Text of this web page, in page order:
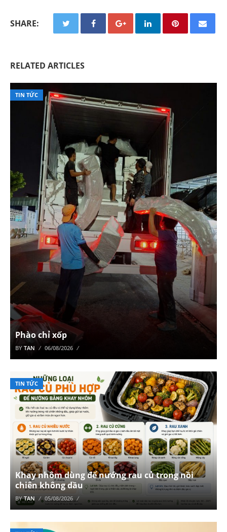
SHARE:
RELATED ARTICLES
TIN TỨC
Phào chỉ xốp
BY TAN 06/08/2026
TIN TỨC
Khay nhôm dùng để nướng rau củ trong nồi
chiên không dầu
BYTAN 05/08/2026